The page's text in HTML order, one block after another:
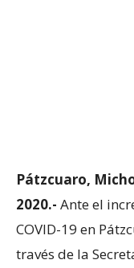
Pátzcuaro,
2020.- Ante el
COVID-19 en
través de la